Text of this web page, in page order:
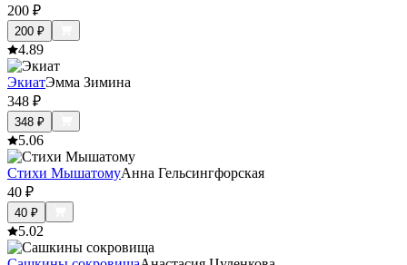
200 ₽
200 ₽
4.89
ЭкиатЭмма Зимина
348 ₽
348 ₽
5.06
Стихи МышатомуАнна Гельсингфорская
40 ₽
40 ₽
5.02